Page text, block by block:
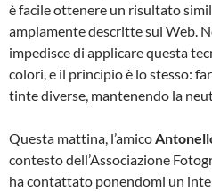
è facile ottenere un risultato
ampiamente descritte sul Web.
impedisce di applicare questa
colori, e il principio è lo stesso:
tinte diverse, mantenendo la
Questa mattina, l’amico
contesto dell’Associazione
ha contattato ponendomi un